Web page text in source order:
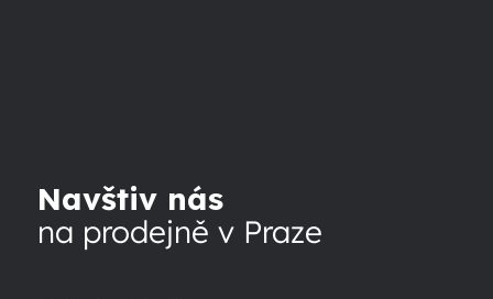
Navštiv nás
na prodejně v Praze